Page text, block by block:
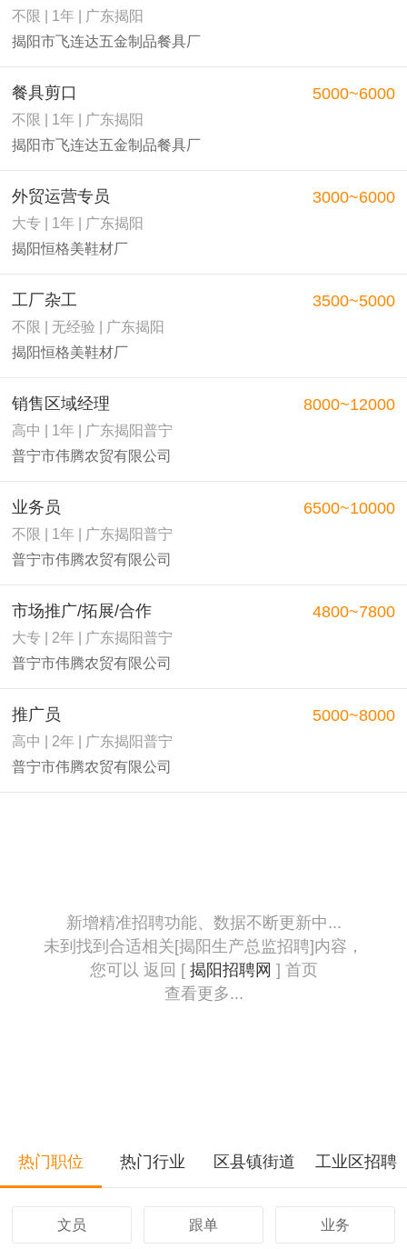
不限 | 1年 | 广东揭阳
揭阳市飞连达五金制品餐具厂
餐具剪口
不限 | 1年 | 广东揭阳
揭阳市飞连达五金制品餐具厂
5000~6000
外贸运营专员
大专 | 1年 | 广东揭阳
揭阳恒格美鞋材厂
3000~6000
工厂杂工
不限 | 无经验 | 广东揭阳
揭阳恒格美鞋材厂
3500~5000
销售区域经理
高中 | 1年 | 广东揭阳普宁
普宁市伟腾农贸有限公司
8000~12000
业务员
不限 | 1年 | 广东揭阳普宁
普宁市伟腾农贸有限公司
6500~10000
市场推广/拓展/合作
大专 | 2年 | 广东揭阳普宁
普宁市伟腾农贸有限公司
4800~7800
推广员
高中 | 2年 | 广东揭阳普宁
普宁市伟腾农贸有限公司
5000~8000
新增精准招聘功能、数据不断更新中...
未到找到合适相关[揭阳生产总监招聘]内容，
您可以 返回 [ 揭阳招聘网 ] 首页
查看更多...
热门职位 热门行业 区县镇街道 工业区招聘
文员 跟单 业务